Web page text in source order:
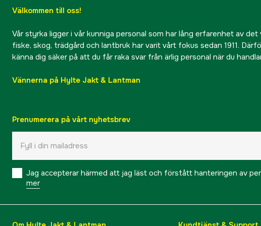
Välkommen till oss!
Vår styrka ligger i vår kunniga personal som har lång erfarenhet av det
fiske, skog, trädgård och lantbruk har varit vårt fokus sedan 1911.
känna dig säker på att du får raka svar från ärlig personal när du
Vännerna på Hylte Jakt & Lantman
Prenumerera på vårt nyhetsbrev
Jag accepterar härmed att jag läst och förstått hanteringen av
mer